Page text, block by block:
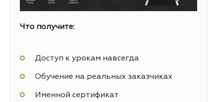
Что получите:
Доступ к урокам навсегда
Обучение на реальных заказчиках
Именной сертификат